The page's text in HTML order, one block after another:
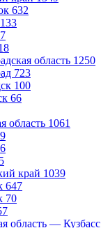
632
133
область 1250
723
100
66
область 1061
край 1039
647
70
область — Кузбасс